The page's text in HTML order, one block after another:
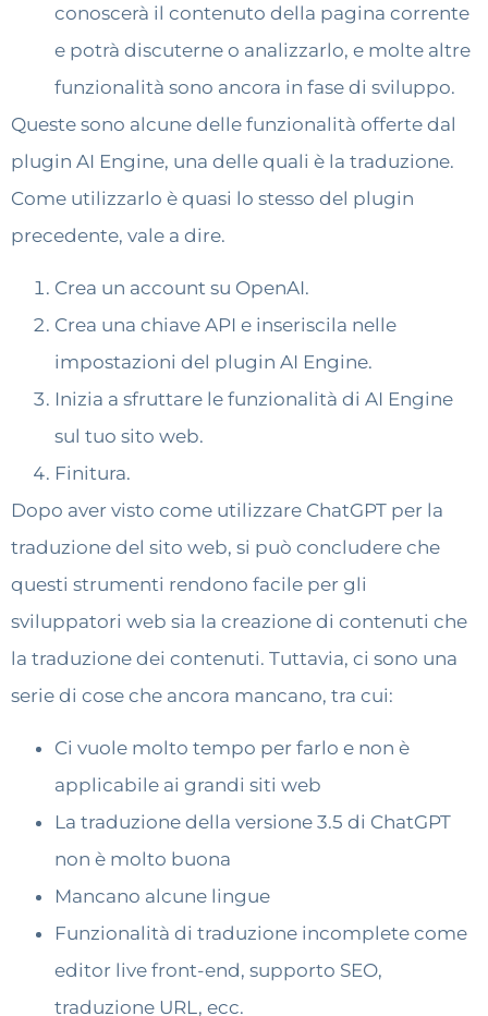
conoscerà il contenuto della pagina corrente
e potrà discuterne o analizzarlo, e molte altre
funzionalità sono ancora in fase di sviluppo.
Queste sono alcune delle funzionalità offerte dal
plugin AI Engine, una delle quali è la traduzione.
Come utilizzarlo è quasi lo stesso del plugin
precedente, vale a dire.
Crea un account su OpenAI.
Crea una chiave API e inseriscila nelle
impostazioni del plugin AI Engine.
Inizia a sfruttare le funzionalità di AI Engine
sul tuo sito web.
Finitura.
Dopo aver visto come utilizzare ChatGPT per la
traduzione del sito web, si può concludere che
questi strumenti rendono facile per gli
sviluppatori web sia la creazione di contenuti che
la traduzione dei contenuti. Tuttavia, ci sono una
serie di cose che ancora mancano, tra cui:
Ci vuole molto tempo per farlo e non è
applicabile ai grandi siti web
La traduzione della versione 3.5 di ChatGPT
non è molto buona
Mancano alcune lingue
Funzionalità di traduzione incomplete come
editor live front-end, supporto SEO,
traduzione URL, ecc.